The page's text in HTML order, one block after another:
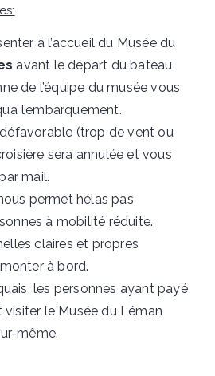
à l’accueil du Musée du
avant le départ du bateau
de l’équipe du musée vous
l’embarquement.
(trop de vent ou
sera annulée et vous
mail.
permet hélas pas
à mobilité réduite.
claires et propres
à bord.
les personnes ayant payé
le Musée du Léman
même.